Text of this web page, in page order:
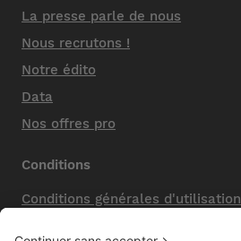
La presse parle de nous
Nous recrutons !
Notre édito
Data
Nos offres pro
Conditions
Conditions générales d'utilisation